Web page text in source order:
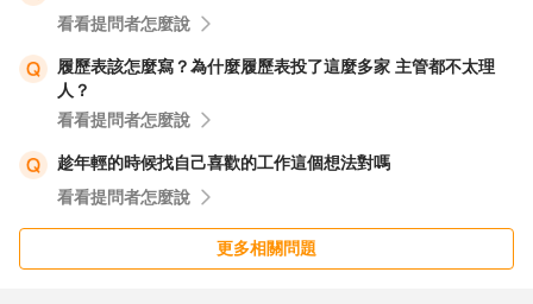
看看提問者怎麼說
履歷表該怎麼寫？為什麼履歷表投了這麼多家 主管都不太理
人？
看看提問者怎麼說
趁年輕的時候找自己喜歡的工作這個想法對嗎
看看提問者怎麼說
更多相關問題